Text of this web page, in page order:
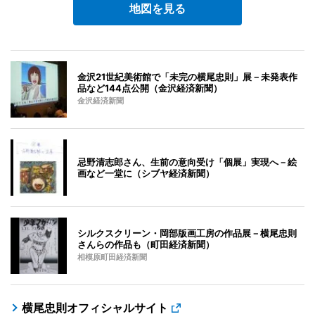
地図を見る
金沢21世紀美術館で「未完の横尾忠則」展－未発表作
品など144点公開（金沢経済新聞）
金沢経済新聞
忌野清志郎さん、生前の意向受け「個展」実現へ－絵
画など一堂に（シブヤ経済新聞）
シルクスクリーン・岡部版画工房の作品展－横尾忠則
さんらの作品も（町田経済新聞）
相模原町田経済新聞
横尾忠則オフィシャルサイト